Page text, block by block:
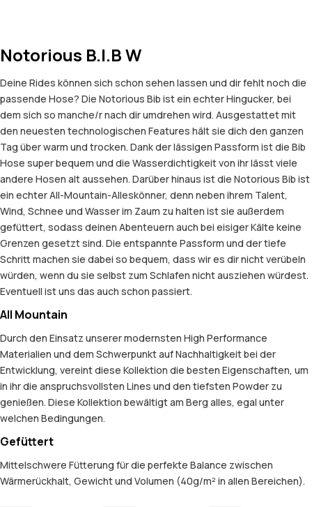
Notorious B.I.B W
Deine Rides können sich schon sehen lassen und dir fehlt noch die
passende Hose? Die Notorious Bib ist ein echter Hingucker, bei
dem sich so manche/r nach dir umdrehen wird. Ausgestattet mit
den neuesten technologischen Features hält sie dich den ganzen
Tag über warm und trocken. Dank der lässigen Passform ist die Bib
Hose super bequem und die Wasserdichtigkeit von ihr lässt viele
andere Hosen alt aussehen. Darüber hinaus ist die Notorious Bib ist
ein echter All-Mountain-Alleskönner, denn neben ihrem Talent,
Wind, Schnee und Wasser im Zaum zu halten ist sie außerdem
gefüttert, sodass deinen Abenteuern auch bei eisiger Kälte keine
Grenzen gesetzt sind. Die entspannte Passform und der tiefe
Schritt machen sie dabei so bequem, dass wir es dir nicht verübeln
würden, wenn du sie selbst zum Schlafen nicht ausziehen würdest.
Eventuell ist uns das auch schon passiert.
All Mountain
Durch den Einsatz unserer modernsten High Performance
Materialien und dem Schwerpunkt auf Nachhaltigkeit bei der
Entwicklung, vereint diese Kollektion die besten Eigenschaften, um
in ihr die anspruchsvollsten Lines und den tiefsten Powder zu
genießen. Diese Kollektion bewältigt am Berg alles, egal unter
welchen Bedingungen.
Gefüttert
Mittelschwere Fütterung für die perfekte Balance zwischen
Wärmerückhalt, Gewicht und Volumen (40g/m² in allen Bereichen).